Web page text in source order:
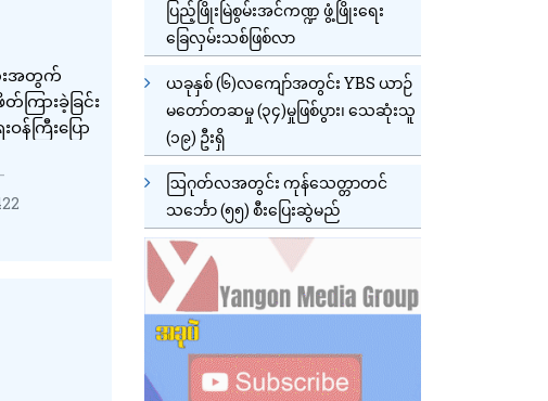
းအတွက်
ကြားခဲ့ခြင်း
ဝန်ကြီးပြော
ပြည့်ဖြိုးမြဲစွမ်းအင်ကဏ္ဍ ဖွံ့ဖြိုးရေး
ခြေလှမ်းသစ်ဖြစ်လာ
ယခုနှစ် (၆)လကျော်အတွင်း YBS ယာဉ်
မတော်တဆမှု (၃၄)မှုဖြစ်ပွား၊ သေဆုံးသူ
(၁၉) ဦးရှိ
ဩဂုတ်လအတွင်း ကုန်သေတ္တာတင်
သင်္ဘော (၅၅) စီးပြေးဆွဲမည်